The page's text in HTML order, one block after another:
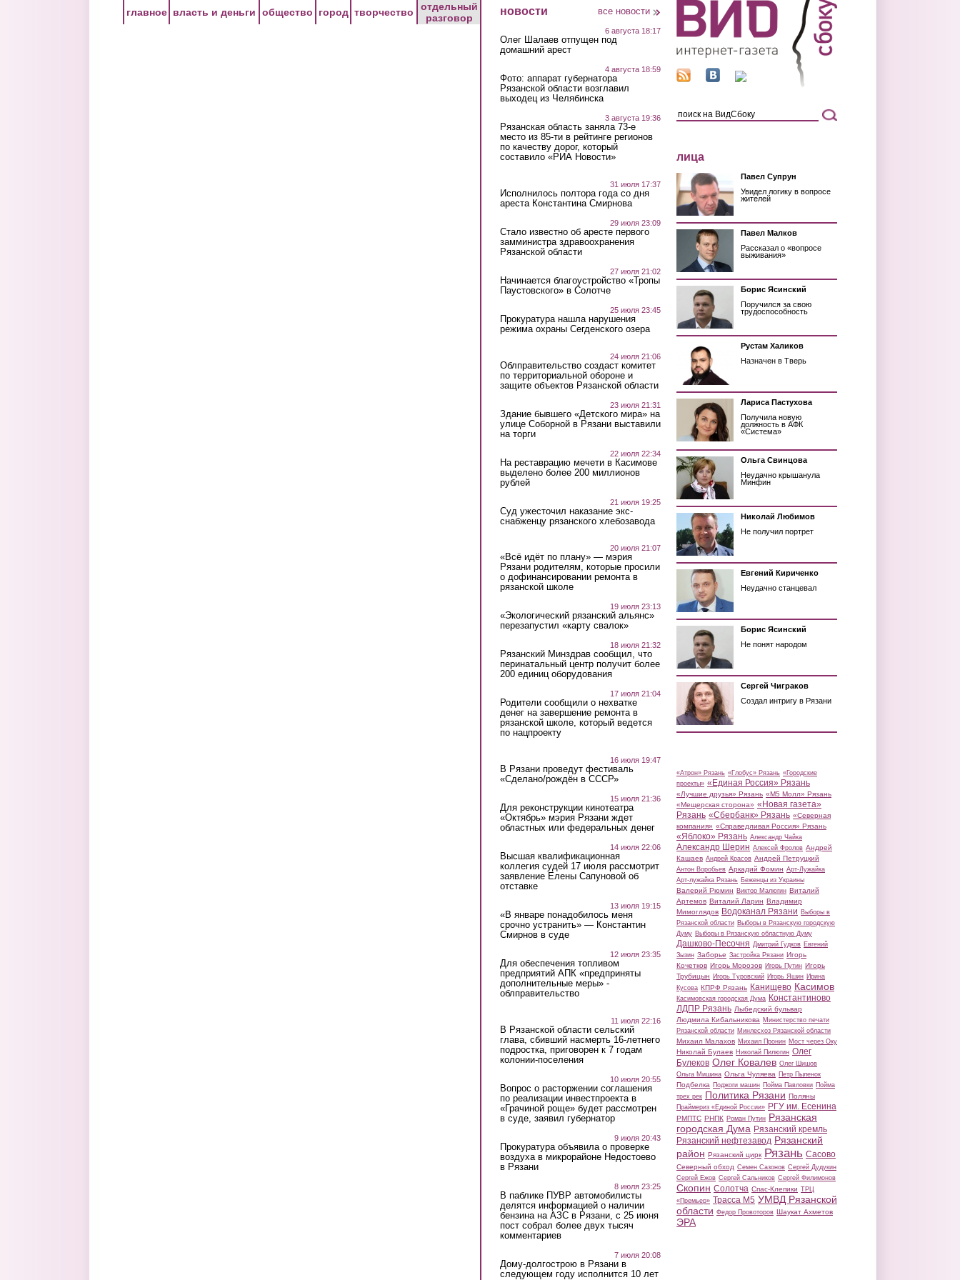
главное власть и деньги общество город творчество
отдельный
разговор
новости все новости
6 августа 18:17
Олег Шалаев отпущен под
домашний арест
4 августа 18:59
Фото: аппарат губернатора
Рязанской области возглавил
выходец из Челябинска
3 августа 19:36
Рязанская область заняла 73-е
место из 85-ти в рейтинге регионов
по качеству дорог, который
составило «РИА Новости»
31 июля 17:37
Исполнилось полтора года со дня
ареста Константина Смирнова
29 июля 23:09
Стало известно об аресте первого
замминистра здравоохранения
Рязанской области
27 июля 21:02
Начинается благоустройство «Тропы
Паустовского» в Солотче
25 июля 23:45
Прокуратура нашла нарушения
режима охраны Сегденского озера
24 июля 21:06
Облправительство создаст комитет
по территориальной обороне и
защите объектов Рязанской области
23 июля 21:31
Здание бывшего «Детского мира» на
улице Соборной в Рязани выставили
на торги
22 июля 22:34
На реставрацию мечети в Касимове
выделено более 200 миллионов
рублей
21 июля 19:25
Суд ужесточил наказание экс-
снабженцу рязанского хлебозавода
20 июля 21:07
«Всё идёт по плану» — мэрия
Рязани родителям, которые просили
о дофинансировании ремонта в
рязанской школе
19 июля 23:13
«Экологический рязанский альянс»
перезапустил «карту свалок»
18 июля 21:32
Рязанский Минздрав сообщил, что
перинатальный центр получит более
200 единиц оборудования
17 июля 21:04
Родители сообщили о нехватке
денег на завершение ремонта в
рязанской школе, который ведется
по нацпроекту
16 июля 19:47
В Рязани проведут фестиваль
«Сделано/рождён в СССР»
15 июля 21:36
Для реконструкции кинотеатра
«Октябрь» мэрия Рязани ждет
областных или федеральных денег
14 июля 22:06
Высшая квалификационная
коллегия судей 17 июля рассмотрит
заявление Елены Сапуновой об
отставке
13 июля 19:15
«В январе понадобилось меня
срочно устранить» — Константин
Смирнов в суде
12 июля 23:35
Для обеспечения топливом
предприятий АПК «предприняты
дополнительные меры» -
облправительство
11 июля 22:16
В Рязанской области сельский
глава, сбивший насмерть 16-летнего
подростка, приговорен к 7 годам
колонии-поселения
10 июля 20:55
Вопрос о расторжении соглашения
по реализации инвестпроекта в
«Грачиной роще» будет рассмотрен
в суде, заявил губернатор
9 июля 20:43
Прокуратура объявила о проверке
воздуха в микрорайоне Недостоево
в Рязани
8 июля 23:25
В паблике ПУВР автомобилисты
делятся информацией о наличии
бензина на АЗС в Рязани, с 25 июня
пост собрал более двух тысяч
комментариев
7 июля 20:08
Дому-долгострою в Рязани в
следующем году исполнится 10 лет
лица
Павел Супрун
Увидел логику в вопросе
жителей
Павел Малков
Рассказал о «вопросе
выживания»
Борис Ясинский
Поручился за свою
трудоспособность
Рустам Халиков
Назначен в Тверь
Лариса Пастухова
Получила новую
должность в АФК
«Система»
Ольга Свинцова
Неудачно крышанула
Минфин
Николай Любимов
Не получил портрет
Евгений Кириченко
Неудачно станцевал
Борис Ясинский
Не понят народом
Сергей Чиграков
Создал интригу в Рязани
«Атрон» Рязань «Глобус» Рязань «Городские
проекты» «Единая Россия» Рязань
«Лучшие друзья» Рязань «М5 Молл» Рязань
«Мещерская сторона» «Новая газета»
Рязань «Сбербанк» Рязань «Северная
компания» «Справедливая Россия» Рязань
«Яблоко» Рязань Александр Чайка
Александр Шерин Алексей Фролов Андрей
Кашаев Андрей Красов Андрей Петруцкий
Антон Воробьев Аркадий Фомин Арт-Лужайка
Арт-лужайка Рязань Беженцы из Украины
Валерий Рюмин Виктор Малюгин Виталий
Артемов Виталий Ларин Владимир
Мимоглядов Водоканал Рязани Выборы в
Рязанской области Выборы в Рязанскую городскую
Думу Выборы в Рязанскую областную Думу
Дашково-Песочня Дмитрий Гудков Евгений
Зызин Заборье Застройка Рязани Игорь
Кочетков Игорь Морозов Игорь Путин Игорь
Трубицын Игорь Туровский Игорь Яшин Ирина
Кусова КПРФ Рязань Канищево Касимов
Касимовская городская Дума Константиново
ЛДПР Рязань Лыбедский бульвар
Людмила Кибальникова Министерство печати
Рязанской области Минлесхоз Рязанской области
Михаил Малахов Михаил Пронин Мост через Оку
Николай Булаев Николай Пилюгин Олег
Булеков Олег Ковалев Олег Шишов
Ольга Мишина Ольга Чуляева Петр Пыленок
Подбелка Поджоги машин Пойма Павловки Пойма
трех рек Политика Рязани Поляны
Праймериз «Единой России» РГУ им. Есенина
РМПТС РНПК Роман Путин Рязанская
городская Дума Рязанский кремль
Рязанский нефтезавод Рязанский
район Рязанский цирк Рязань Сасово
Северный обход Семен Сазонов Сергей Дудукин
Сергей Ежов Сергей Сальников Сергей Филимонов
Скопин Солотча Спас-Клепики ТРЦ
«Премьер» Трасса М5 УМВД Рязанской
области Федор Провоторов Шаукат Ахметов
ЭРА